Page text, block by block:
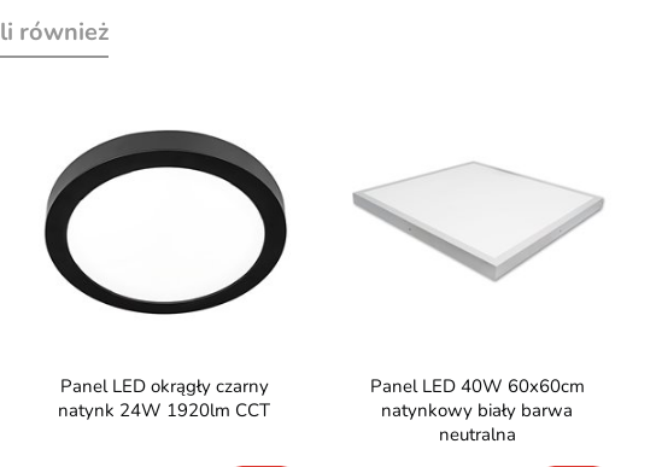
również
Panel LED okrągły czarny
natynk 24W 1920lm CCT
Panel LED 40W 60x60cm
natynkowy biały barwa
neutralna